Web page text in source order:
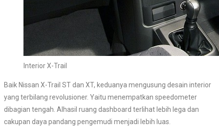
Interior X-Trail
Baik Nissan X-Trail ST dan XT, keduanya mengusung desain interior
yang terbilang revolusioner. Yaitu menempatkan speedometer
dibagian tengah. Alhasil ruang dashboard terlihat lebih lega dan
cakupan daya pandang pengemudi menjadi lebih luas.